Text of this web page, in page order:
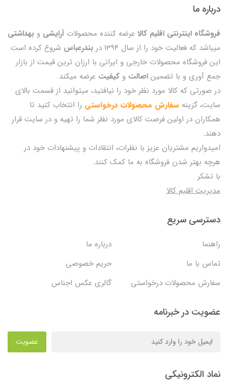
درباره ما
فروشگاه اینترنتی اقلیم کالا عرضه کننده محصولات آرایشی و بهداشتی
میباشد که فعالیت خود را از سال 1394 در
بندرعباس شروع کرده است.
این فروشگاه محصولات خارجی و ایرانی با ارزان ترین قیمت از بازار
جمع آوری و با تضمین اصالت و کیفیت عرضه میکند.
در صورتی که کالا مورد نظر خود را نیافتید، میتوانید از قسمت بالای
سایت، گزینه سفارش محصولات درخواستی را انتخاب کنید تا
همکاران در اولین فرصت کالای مورد نظر شما را تهیه و در سایت قرار
دهند.
امیدواریم مشتریان عزیز با نظرات، انتقادات و پیشنهادات خود در
هرچه بهتر شدن فروشگاه به ما کمک کنند.
با تشکر
مدیریت اقلیم کالا
دسترسی سریع
راهنما
درباره ما
تماس با ما
حریم خصوصی
سفارش محصولات درخواستی
گالری عکس اجناس
عضویت در خبرنامه
عضویت
نماد الکترونیکی